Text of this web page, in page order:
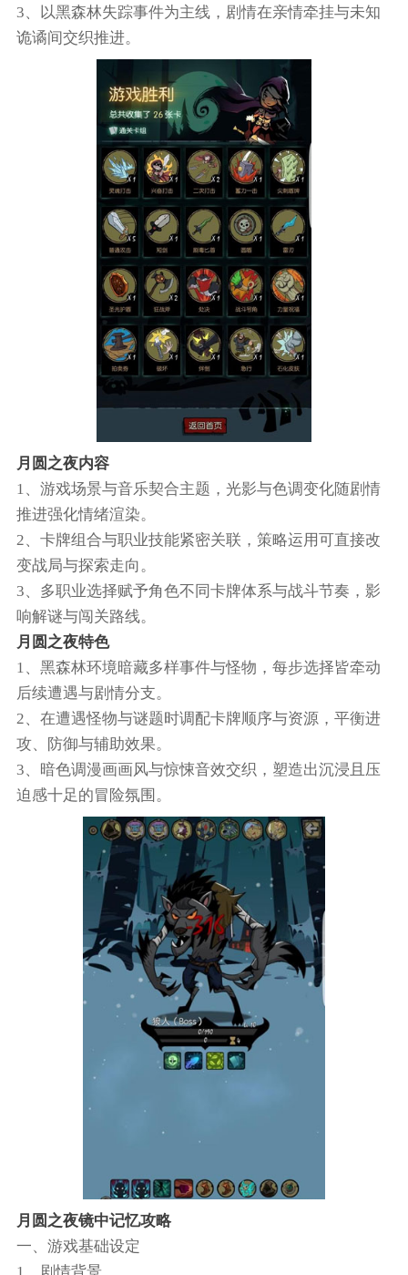
3、以黑森林失踪事件为主线，剧情在亲情牵挂与未知
诡谲间交织推进。
月圆之夜内容
1、游戏场景与音乐契合主题，光影与色调变化随剧情
推进强化情绪渲染。
2、卡牌组合与职业技能紧密关联，策略运用可直接改
变战局与探索走向。
3、多职业选择赋予角色不同卡牌体系与战斗节奏，影
响解谜与闯关路线。
月圆之夜特色
1、黑森林环境暗藏多样事件与怪物，每步选择皆牵动
后续遭遇与剧情分支。
2、在遭遇怪物与谜题时调配卡牌顺序与资源，平衡进
攻、防御与辅助效果。
3、暗色调漫画画风与惊悚音效交织，塑造出沉浸且压
迫感十足的冒险氛围。
月圆之夜镜中记忆攻略
一、游戏基础设定